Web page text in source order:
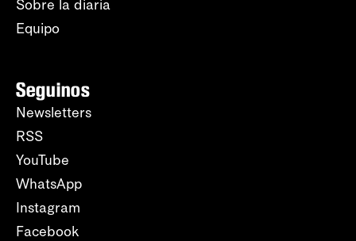
Sobre la diaria
Equipo
Seguinos
Newsletters
RSS
YouTube
WhatsApp
Instagram
Facebook